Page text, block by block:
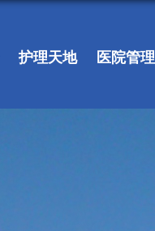
护理天地 医院管理